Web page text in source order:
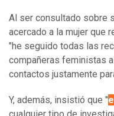
Al ser consultado sobre
acercado a la mujer que
"he seguido todas las
compañeras feministas
contactos justamente
Y, además, insistió que "